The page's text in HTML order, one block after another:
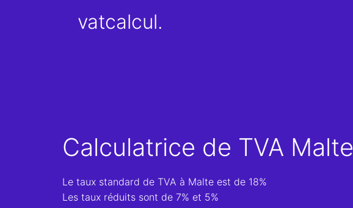
vatcalcul.
Calculatrice de TVA Malte
Le taux standard de TVA à Malte est de 18%
Les taux réduits sont de 7% et 5%